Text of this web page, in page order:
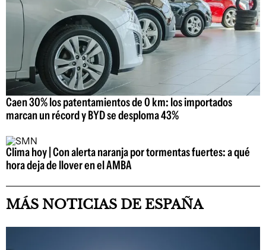
Caen 30% los patentamientos de 0 km: los importados
marcan un récord y BYD se desploma 43%
Clima hoy | Con alerta naranja por tormentas fuertes: a qué
hora deja de llover en el AMBA
MÁS NOTICIAS DE ESPAÑA